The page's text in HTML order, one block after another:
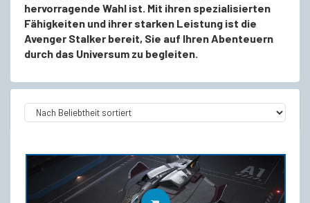
hervorragende Wahl ist. Mit ihren spezialisierten
Fähigkeiten und ihrer starken Leistung ist die
Avenger Stalker bereit, Sie auf Ihren Abenteuern
durch das Universum zu begleiten.